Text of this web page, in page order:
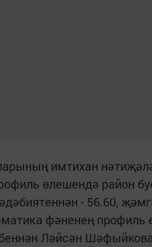
имтихан
өлешендә район
- 56.60,
фәненең
Ләйсән